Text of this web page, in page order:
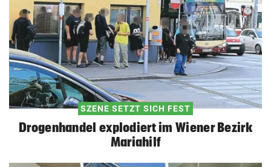
SZENE SETZT SICH FEST
Drogenhandel explodiert im Wiener Bezirk
Mariahilf